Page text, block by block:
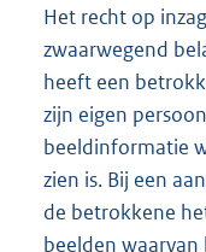
Het recht op
zwaarwegend
heeft een
zijn eigen
beeldinformatie
zien is. Bij een
de betrokkene
beelden waarvan